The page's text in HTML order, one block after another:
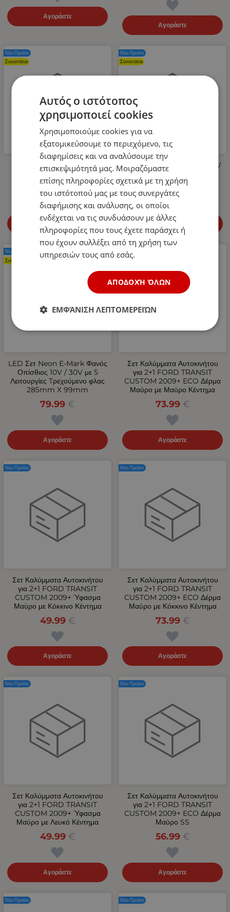
Αγοράστε
Αγοράστε
Λάστιχο Υψηλής Πίεσης για
Πλυστικό 400bar 10m
14.99 €
Αγοράστε
Νέο Προϊόν
Συνιστάται
LED Όγκου Τριπλό 12V / 24V
Πορτοκαλί 110mm x 30mm
4.99 €
Αγοράστε
Νέο Προϊόν
Συνιστάται
LED Σετ Neon Е-Мark Φανός
Οπίσθιος 10V / 30V με 5
Λειτουργίες Tρεχούμενο φλας
285mm X 99mm
79.99 €
Αγοράστε
Νέο Προϊόν
Συνιστάται
Σετ Καλύμματα Αυτοκινήτου
για 2+1 FORD TRANSIT
CUSTOM 2009+ ECO Δέρμα
Μαύρο με Μαύρο Κέντημα
73.99 €
Αγοράστε
Νέο Προϊόν
Σετ Καλύμματα Αυτοκινήτου
για 2+1 FORD TRANSIT
CUSTOM 2009+ Ύφασμα
Μαύρο με Κόκκινο Κέντημα
49.99 €
Αγοράστε
Νέο Προϊόν
Σετ Καλύμματα Αυτοκινήτου
για 2+1 FORD TRANSIT
CUSTOM 2009+ ECO Δέρμα
Μαύρο με Κόκκινο Κέντημα
73.99 €
Αγοράστε
Νέο Προϊόν
Σετ Καλύμματα Αυτοκινήτου
για 2+1 FORD TRANSIT
CUSTOM 2009+ Ύφασμα
Μαύρο με Λευκό Κέντημα
49.99 €
Αγοράστε
Νέο Προϊόν
Σετ Καλύμματα Αυτοκινήτου
για 2+1 FORD TRANSIT
CUSTOM 2009+ ECO Δέρμα
Μαύρο SS
56.99 €
Αγοράστε
Νέο Προϊόν
Νέο Προϊόν Νέο Προϊόν
Αυτός ο ιστότοπος
χρησιμοποιεί cookies
Χρησιμοποιούμε cookies για να
εξατομικεύσουμε το περιεχόμενο, τις
διαφημίσεις και να αναλύσουμε την
επισκεψιμότητά μας. Μοιραζόμαστε
επίσης πληροφορίες σχετικά με τη χρήση
του ιστότοπού μας με τους συνεργάτες
διαφήμισης και ανάλυσης, οι οποίοι
ενδέχεται να τις συνδυάσουν με άλλες
πληροφορίες που τους έχετε παράσχει ή
που έχουν συλλέξει από τη χρήση των
υπηρεσιών τους από εσάς.
ΑΠΟΔΟΧΉ ΌΛΩΝ
ΕΜΦΆΝΙΣΗ ΛΕΠΤΟΜΕΡΕΙΏΝ